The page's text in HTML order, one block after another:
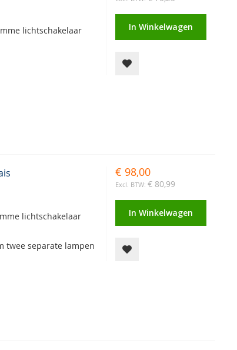
lichtschakelaar
In Winkelwagen
lichtschakelaar
twee separate lampen
€ 98,00
€ 80,99
In Winkelwagen